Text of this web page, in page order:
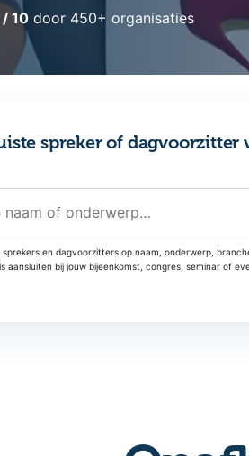
10 door 450+ organisaties
spreker of dagvoorzitter
sprekers en dagvoorzitters op naam, onderwerp,
aansluiten bij jouw bijeenkomst, congres, seminar of